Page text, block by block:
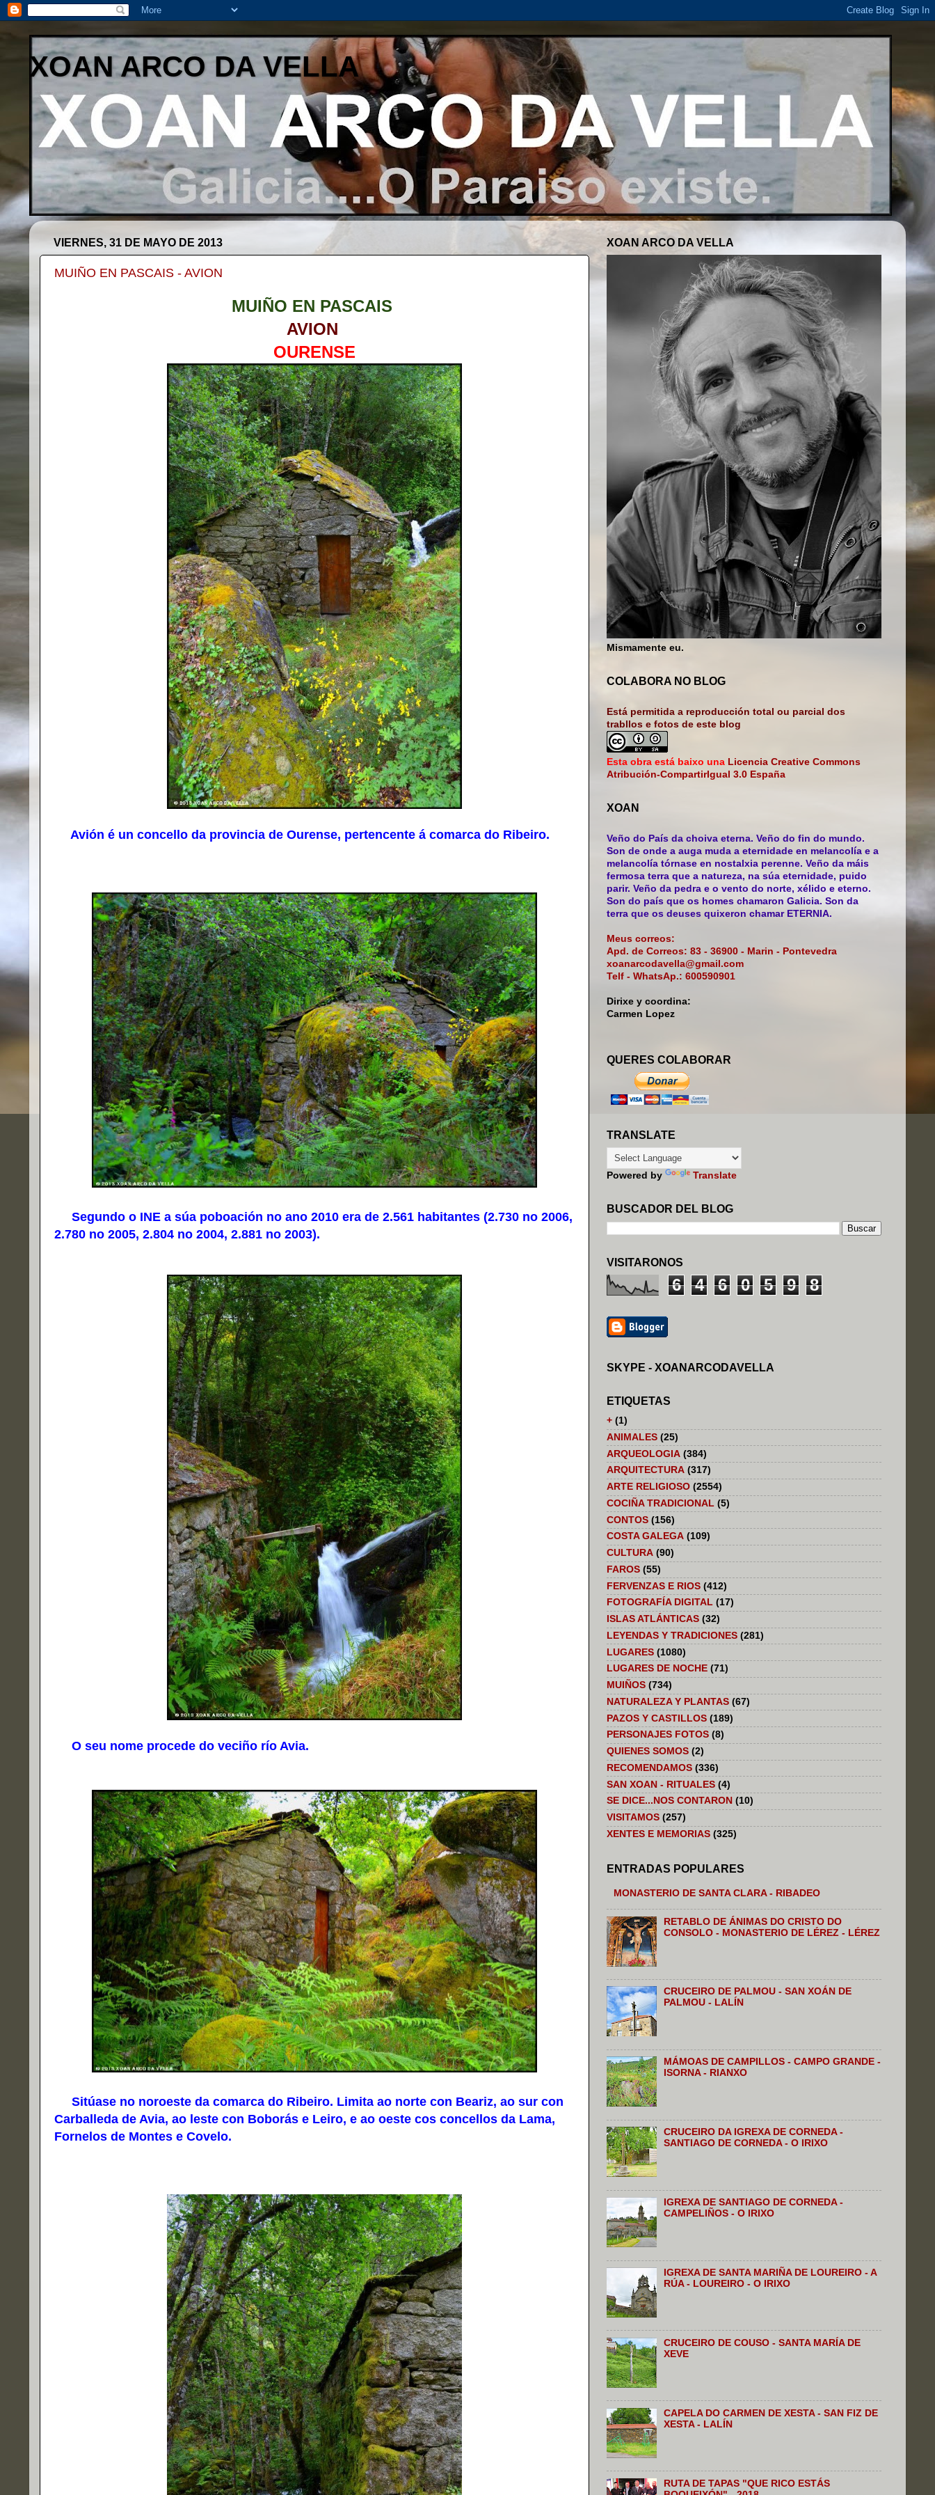
XOAN ARCO DA VELLA
VIERNES, 31 DE MAYO DE 2013
MUIÑO EN PASCAIS - AVION
MUIÑO EN PASCAIS
AVION
OURENSE
Avión é un concello da provincia de Ourense, pertencente á comarca do Ribeiro.
Segundo o INE a súa poboación no ano 2010 era de 2.561 habitantes (2.730 no 2006,
2.780 no 2005, 2.804 no 2004, 2.881 no 2003).
O seu nome procede do veciño río Avia.
Sitúase no noroeste da comarca do Ribeiro. Limita ao norte con Beariz, ao sur con
Carballeda de Avia, ao leste con Boborás e Leiro, e ao oeste cos concellos da Lama,
Fornelos de Montes e Covelo.
XOAN ARCO DA VELLA
Mismamente eu.
COLABORA NO BLOG
Está permitida a reproducción total ou parcial dos
trabllos e fotos de este blog
Esta obra está baixo una Licencia Creative Commons
Atribución-CompartirIgual 3.0 España
XOAN
Veño do País da choiva eterna. Veño do fin do mundo.
Son de onde a auga muda a eternidade en melancolía e a
melancolía tórnase en nostalxia perenne. Veño da máis
fermosa terra que a natureza, na súa eternidade, puido
parir. Veño da pedra e o vento do norte, xélido e eterno.
Son do país que os homes chamaron Galicia. Son da
terra que os deuses quixeron chamar ETERNIA.
Meus correos:
Apd. de Correos: 83 - 36900 - Marin - Pontevedra
xoanarcodavella@gmail.com
Telf - WhatsAp.: 600590901
Dirixe y coordina:
Carmen Lopez
QUERES COLABORAR
TRANSLATE
Powered by Translate
BUSCADOR DEL BLOG
VISITARONOS
6 4 6 0 5 9 8
SKYPE - XOANARCODAVELLA
ETIQUETAS
+ (1)
ANIMALES (25)
ARQUEOLOGIA (384)
ARQUITECTURA (317)
ARTE RELIGIOSO (2554)
COCIÑA TRADICIONAL (5)
CONTOS (156)
COSTA GALEGA (109)
CULTURA (90)
FAROS (55)
FERVENZAS E RIOS (412)
FOTOGRAFÍA DIGITAL (17)
ISLAS ATLÁNTICAS (32)
LEYENDAS Y TRADICIONES (281)
LUGARES (1080)
LUGARES DE NOCHE (71)
MUIÑOS (734)
NATURALEZA Y PLANTAS (67)
PAZOS Y CASTILLOS (189)
PERSONAJES FOTOS (8)
QUIENES SOMOS (2)
RECOMENDAMOS (336)
SAN XOAN - RITUALES (4)
SE DICE...NOS CONTARON (10)
VISITAMOS (257)
XENTES E MEMORIAS (325)
ENTRADAS POPULARES
MONASTERIO DE SANTA CLARA - RIBADEO
RETABLO DE ÁNIMAS DO CRISTO DO
CONSOLO - MONASTERIO DE LÉREZ - LÉREZ
CRUCEIRO DE PALMOU - SAN XOÁN DE
PALMOU - LALÍN
MÁMOAS DE CAMPILLOS - CAMPO GRANDE -
ISORNA - RIANXO
CRUCEIRO DA IGREXA DE CORNEDA -
SANTIAGO DE CORNEDA - O IRIXO
IGREXA DE SANTIAGO DE CORNEDA -
CAMPELIÑOS - O IRIXO
IGREXA DE SANTA MARIÑA DE LOUREIRO - A
RÚA - LOUREIRO - O IRIXO
CRUCEIRO DE COUSO - SANTA MARÍA DE
XEVE
CAPELA DO CARMEN DE XESTA - SAN FIZ DE
XESTA - LALÍN
RUTA DE TAPAS "QUE RICO ESTÁS